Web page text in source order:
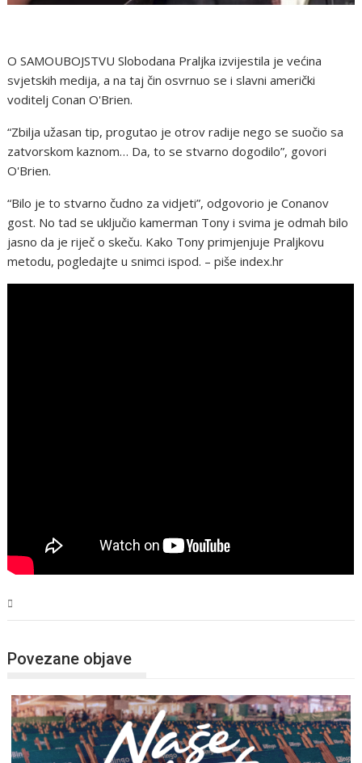
O SAMOUBOJSTVU Slobodana Praljka izvijestila je većina
svjetskih medija, a na taj čin osvrnuo se i slavni američki
voditelj Conan O'Brien.
“Zbilja užasan tip, progutao je otrov radije nego se suočio sa
zatvorskom kaznom… Da, to se stvarno dogodilo”, govori
O'Brien.
“Bilo je to stvarno čudno za vidjeti”, odgovorio je Conanov
gost. No tad se uključio kamerman Tony i svima je odmah bilo
jasno da je riječ o skeču. Kako Tony primjenjuje Praljkovu
metodu, pogledajte u snimci ispod. – piše index.hr
Povezane objave